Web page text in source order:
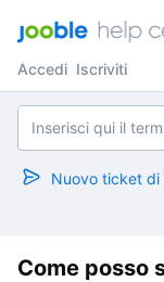
Accedi Iscriviti
Nuovo ticket di
Come posso